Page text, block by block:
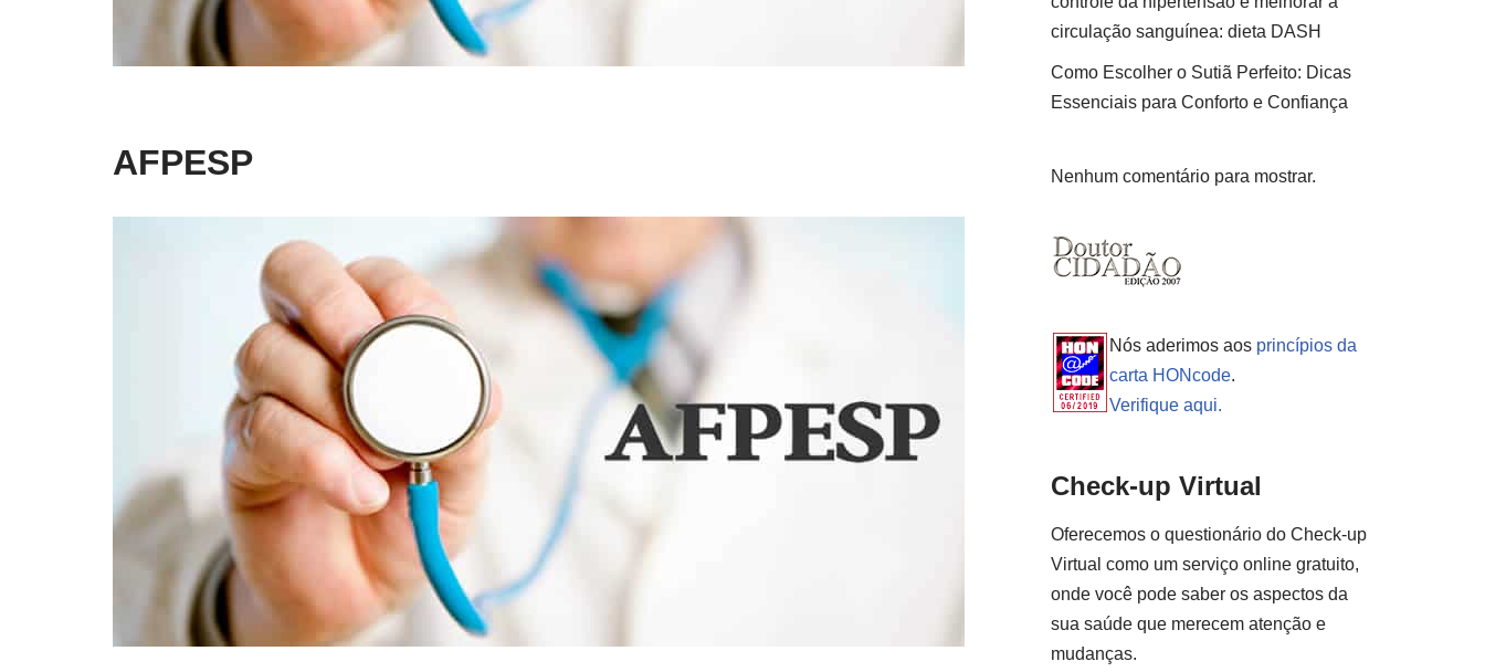
AFPESP
circulação sanguínea: dieta DASH
Como Escolher o Sutiã Perfeito: Dicas
Essenciais para Conforto e Confiança
Nenhum comentário para mostrar.
Nós aderimos aos princípios da
carta HONcode.
Verifique aqui.
Check-up Virtual
Oferecemos o questionário do Check-up
Virtual como um serviço online gratuito,
onde você pode saber os aspectos da
sua saúde que merecem atenção e
mudanças.